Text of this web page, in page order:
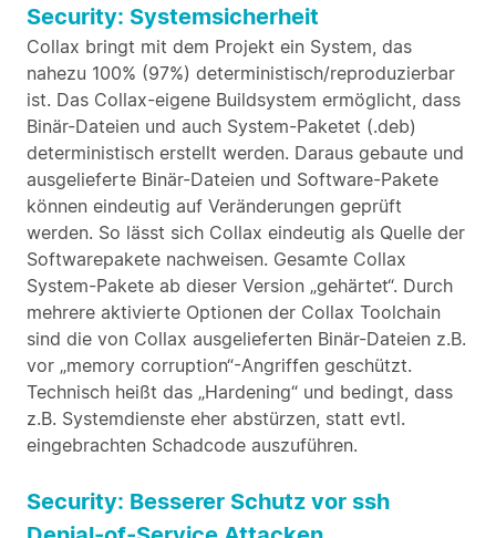
Security: Systemsicherheit
Collax bringt mit dem Projekt ein System, das
nahezu 100% (97%) deterministisch/reproduzierbar
ist. Das Collax-eigene Buildsystem ermöglicht, dass
Binär-Dateien und auch System-Paketet (.deb)
deterministisch erstellt werden. Daraus gebaute und
ausgelieferte Binär-Dateien und Software-Pakete
können eindeutig auf Veränderungen geprüft
werden. So lässt sich Collax eindeutig als Quelle der
Softwarepakete nachweisen. Gesamte Collax
System-Pakete ab dieser Version „gehärtet“. Durch
mehrere aktivierte Optionen der Collax Toolchain
sind die von Collax ausgelieferten Binär-Dateien z.B.
vor „memory corruption“-Angriffen geschützt.
Technisch heißt das „Hardening“ und bedingt, dass
z.B. Systemdienste eher abstürzen, statt evtl.
eingebrachten Schadcode auszuführen.
Security: Besserer Schutz vor ssh